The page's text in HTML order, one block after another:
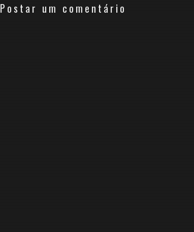
Postar um comentário